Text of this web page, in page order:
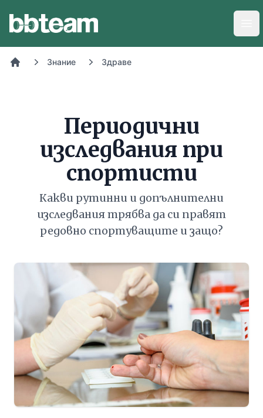
Знание Здраве
Периодични
изследвания при
спортисти
Какви рутинни и допълнителни
изследвания трябва да си правят
редовно спортуващите и защо?